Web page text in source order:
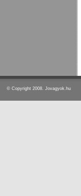
© Copyright 2008. Jovagyok.hu